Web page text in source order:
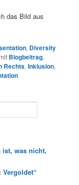
das Bild aus
, Diversity
Blogbeitrag,
Rechts,Inklusion,
ist, was nicht,
Vergoldet“